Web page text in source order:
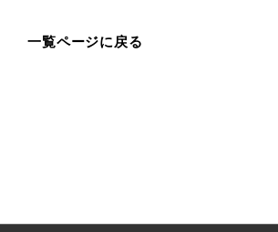
一覧ページに戻る